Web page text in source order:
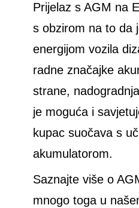
Prijelaz s AGM na
s obzirom na to da
energijom vozila
radne značajke
strane,
je moguća i
kupac suočava s
akumulatorom.
Saznajte više o
mnogo toga u